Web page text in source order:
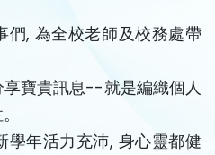
們, 為全校老師及校務處帶
寶貴訊息--就是編織個人
學年活力充沛, 身心靈都健